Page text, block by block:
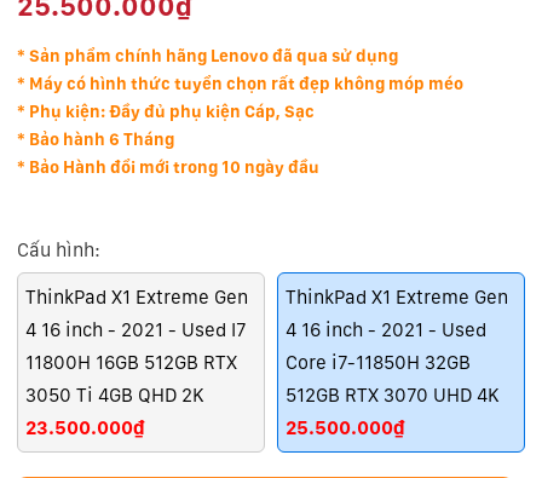
* Sản phẩm chính hãng Lenovo đã qua sử dụng
* Máy có hình thức tuyển chọn rất đẹp không móp méo
* Phụ kiện: Đầy đủ phụ kiện Cáp, Sạc
* Bảo hành 6 Tháng
* Bảo Hành đổi mới trong 10 ngày đầu
Cấu hình:
ThinkPad X1 Extreme Gen
4 16 inch - 2021 - Used I7
11800H 16GB 512GB RTX
3050 Ti 4GB QHD 2K
23.500.000₫
ThinkPad X1 Extreme Gen
4 16 inch - 2021 - Used
Core i7-11850H 32GB
512GB RTX 3070 UHD 4K
25.500.000₫